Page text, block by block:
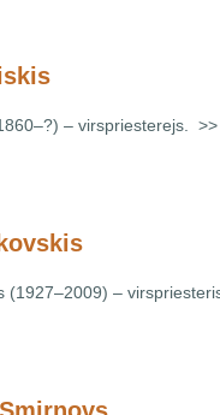
– virspriesterejs. >>
(1927–2009) –